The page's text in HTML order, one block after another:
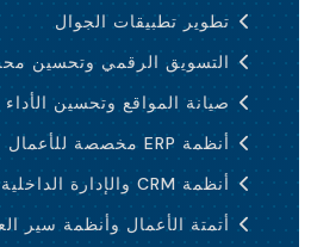
تطوير تطبيقات الجوال
التسويق الرقمي وتحسين
صيانة المواقع وتحسين الأداء
أنظمة ERP مخصصة للأعمال
أنظمة CRM والإدارة الداخلية
أتمتة الأعمال وأنظمة سير